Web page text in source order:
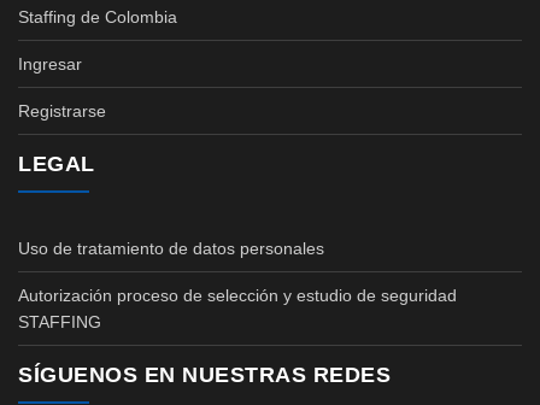
Staffing de Colombia
Ingresar
Registrarse
LEGAL
Uso de tratamiento de datos personales
Autorización proceso de selección y estudio de seguridad
STAFFING
SÍGUENOS EN NUESTRAS REDES